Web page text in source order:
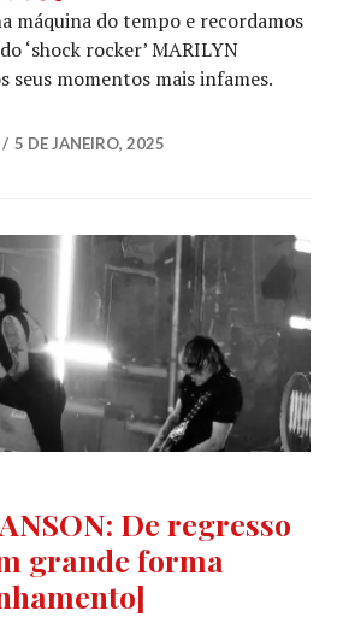
máquina do tempo e recordamos
‘shock rocker’ MARILYN
seus momentos mais infames.
MARILYN MANSON
5 DE JANEIRO, 2025
De regresso
grande forma